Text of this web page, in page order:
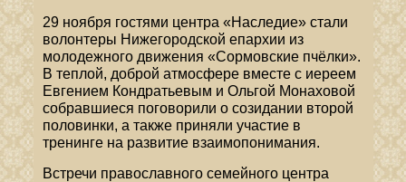
29 ноября гостями центра «Наследие» стали
волонтеры Нижегородской епархии из
молодежного движения «Сормовские пчёлки».
В теплой, доброй атмосфере вместе с иереем
Евгением Кондратьевым и Ольгой Монаховой
собравшиеся поговорили о созидании второй
половинки, а также приняли участие в
тренинге на развитие взаимопонимания.
Встречи православного семейного центра